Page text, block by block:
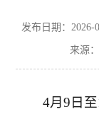
发布日期：
来源
4月9日